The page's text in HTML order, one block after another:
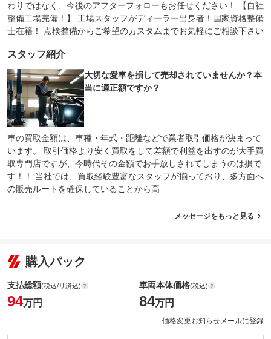
わりではなく、今後のアフターフォローもお任せください！ 【自社
整備工場完備！】 工場スタッフがディーラー出身者！国家資格整備
士在籍！ 点検整備からご希望のカスタムまでお気軽にご相談下さい
スタッフ紹介
大切な愛車を損して売却されていませんか？本
当に適正額ですか？
車の買取金額は、車種・年式・距離などで業者取引価格が決まって
います。 取引価格より安く買取をして差額で利益を出すのが大手買
取専門店ですが、今時代その金額でお手放しされてしまうのは損で
す！！ 当社では、買取経験豊富なスタッフが揃っており、多方面へ
の販売ルートを確保していることから高
メッセージをもっと見る
購入パック
支払総額(税込/リ済込)
94万円
車両本体価格(税込)
84万円
価格変更お知らせメールに登録